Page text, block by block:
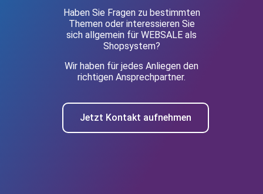
Haben Sie Fragen zu bestimmten
Themen oder interessieren Sie
sich allgemein für WEBSALE als
Shopsystem?
Wir haben für jedes Anliegen den
richtigen Ansprechpartner.
Jetzt Kontakt aufnehmen